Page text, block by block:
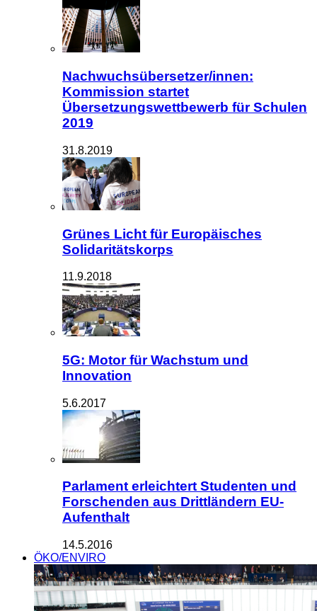
Nachwuchsübersetzer/innen:
Kommission startet
Übersetzungswettbewerb für Schulen
2019
31.8.2019
Grünes Licht für Europäisches
Solidaritätskorps
11.9.2018
5G: Motor für Wachstum und
Innovation
5.6.2017
Parlament erleichtert Studenten und
Forschenden aus Drittländern EU-
Aufenthalt
14.5.2016
ÖKO/ENVIRO